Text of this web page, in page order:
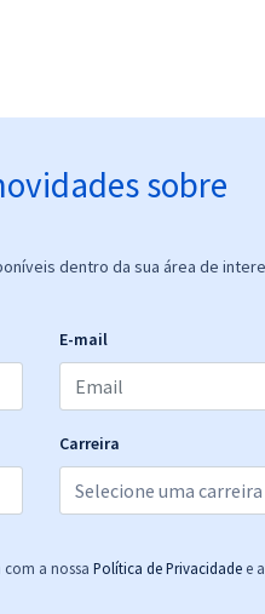
sobre
dentro da sua área de
E-mail
Carreira
a nossa Política de Privacidade e